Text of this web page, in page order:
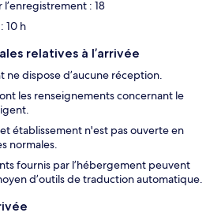
: 18
10 h
relatives à l’arrivée
ne dispose d’aucune réception.
les renseignements concernant le
établissement n'est pas ouverte en
normales.
fournis par l’hébergement peuvent
d’outils de traduction automatique.